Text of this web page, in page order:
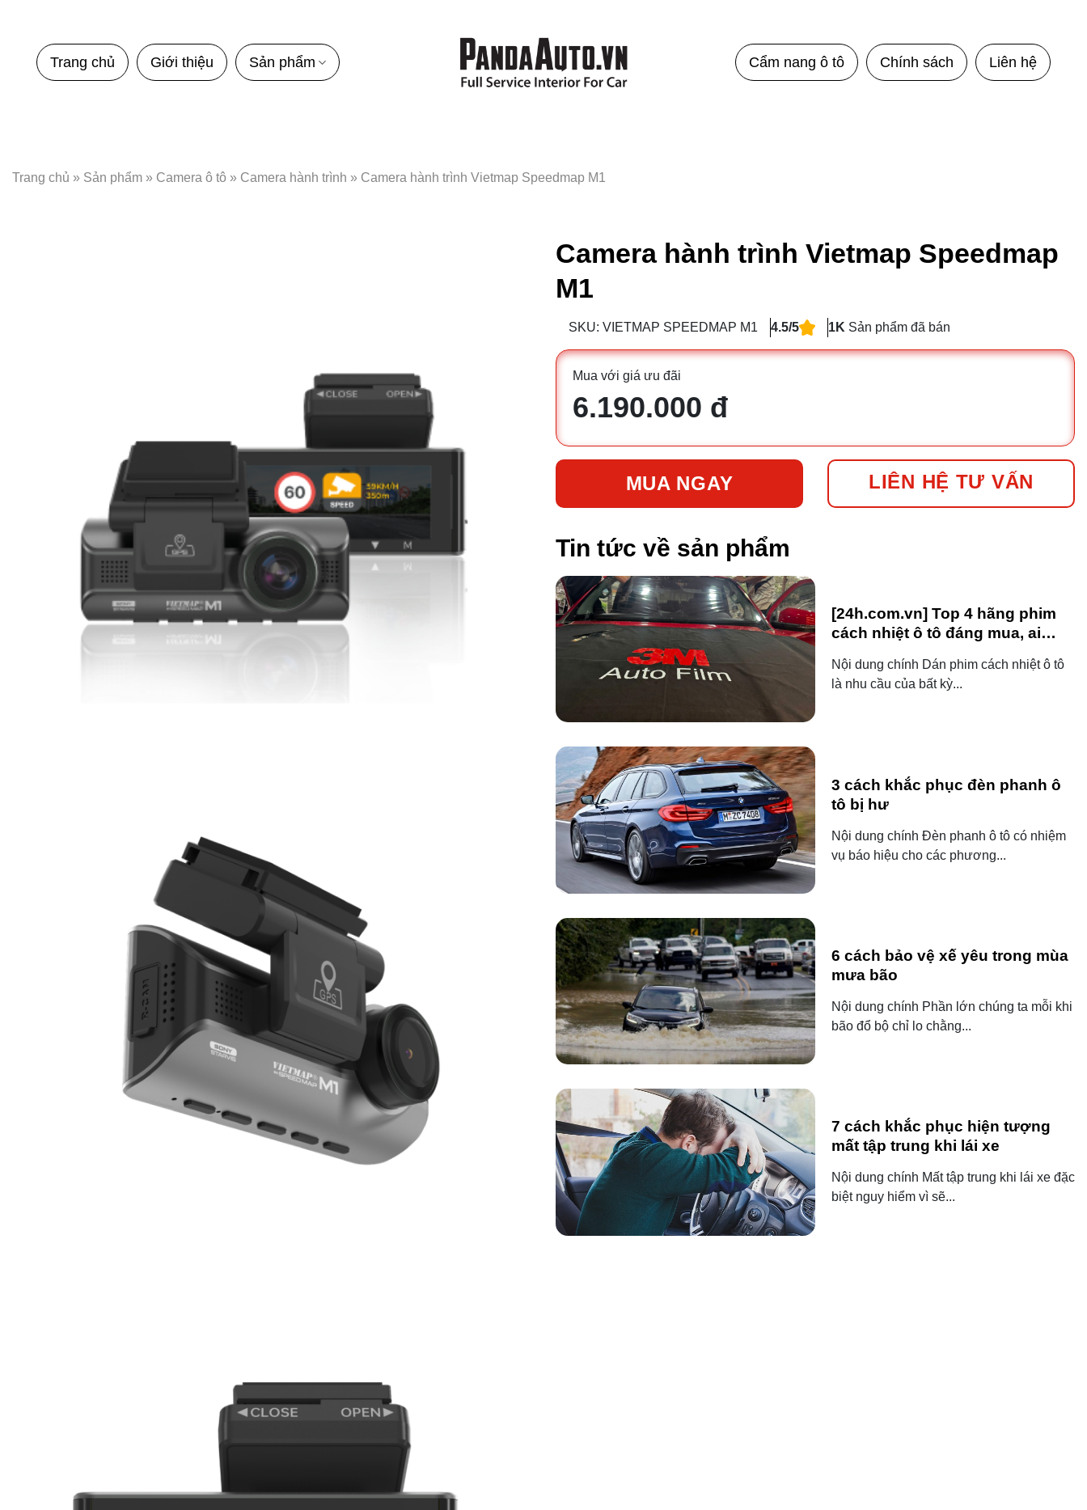
Trang chủ Giới thiệu Sản phẩm Cẩm nang ô tô Chính sách Liên hệ
Trang chủ » Sản phẩm » Camera ô tô » Camera hành trình » Camera hành trình Vietmap Speedmap M1
Camera hành trình Vietmap Speedmap
M1
SKU: VIETMAP SPEEDMAP M1 4.5/5 1K Sản phẩm đã bán
Mua với giá ưu đãi
6.190.000 đ
MUA NGAY LIÊN HỆ TƯ VẤN
Tin tức về sản phẩm
[24h.com.vn] Top 4 hãng phim
cách nhiệt ô tô đáng mua, ai
Nội dung chính Dán phim cách nhiệt ô tô
là nhu cầu của bất kỳ...
3 cách khắc phục đèn phanh ô
tô bị hư
Nội dung chính Đèn phanh ô tô có nhiệm
vụ báo hiệu cho các phương...
6 cách bảo vệ xế yêu trong mùa
mưa bão
Nội dung chính Phần lớn chúng ta mỗi khi
bão đổ bộ chỉ lo chằng...
7 cách khắc phục hiện tượng
mất tập trung khi lái xe
Nội dung chính Mất tập trung khi lái xe đặc
biệt nguy hiểm vì sẽ...